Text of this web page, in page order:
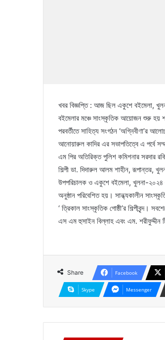
খবর বিজ্ঞপ্তি : আজ ছিল একুশে বইমেলা,
বইমেলার মঞ্চে সাংস্কৃতিক আয়োজন শুরু হয়
পরবর্তীতে সাহিত্য সংগঠন ‘অগ্নিবীণা’র
আনোয়ারুল কাদির এর সভাপতিত্বে এ পর্বে
এম পির অতিরিক্ত পুলিশ কমিশনার সরদার
শিল্পী ডা. দিদারুল আলম শাহীন, রূপান্তর,
উপপরিচালক ও একুশে বইমেলা, খুলনা-২০২৪ এর
অনুষ্ঠান পরিবেশিত হয়। সান্ধ্যকালীন
‘ ত্রিকাল সাংস্কৃতিক গোষ্ঠী’র শিল্পীবৃন্দ।
এস এম হুসাইন বিল্লাহ এবং এম. শরীফুদ্দীন
Share Facebook
Skype Messenger